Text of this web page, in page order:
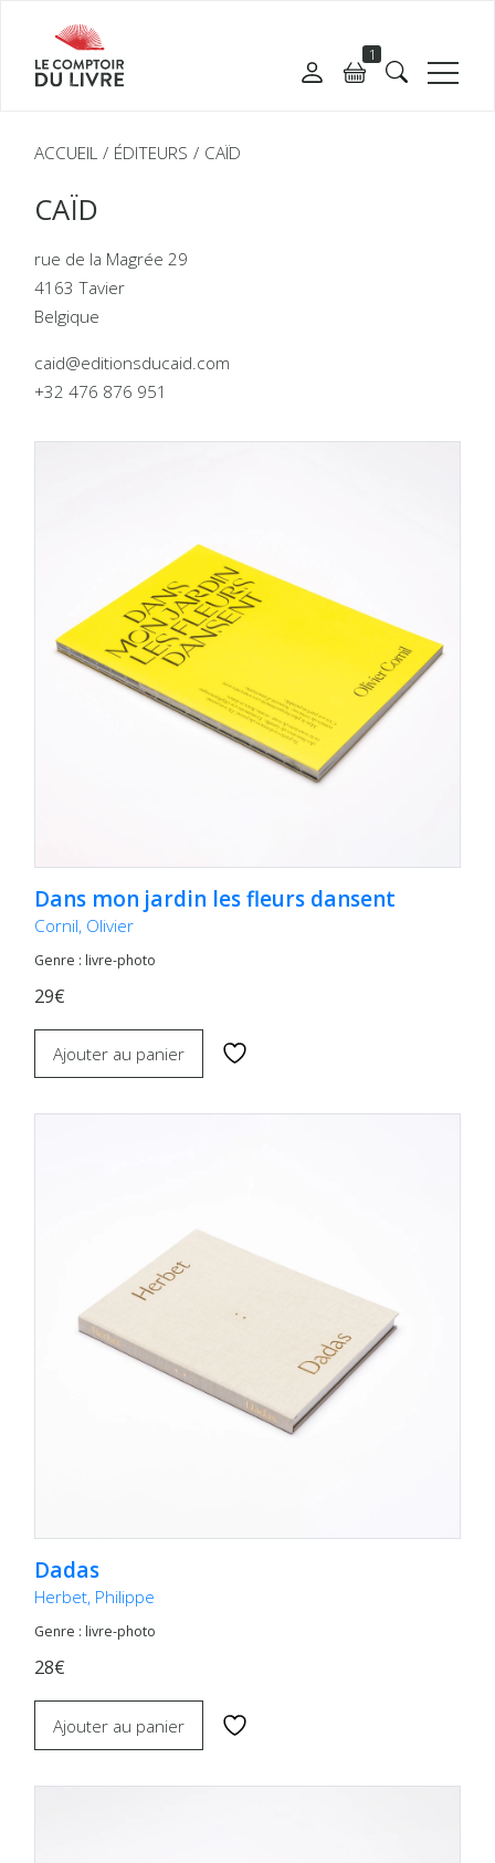
1
ACCUEIL ÉDITEURS CAÏD
CAÏD
rue de la Magrée 29
4163 Tavier
Belgique
caid@editionsducaid.com
+32 476 876 951
Dans mon jardin les fleurs dansent
Cornil, Olivier
Genre : livre-photo
29€
Ajouter au panier
Dadas
Herbet, Philippe
Genre : livre-photo
28€
Ajouter au panier